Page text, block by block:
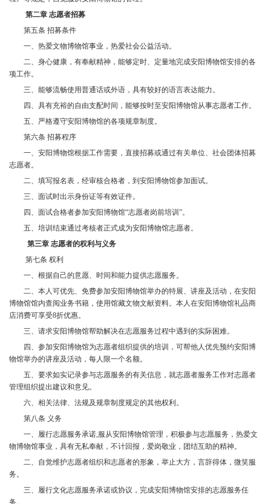
第二章 志愿者招募
第五条 招募条件
一、热爱文物博物馆事业，热爱社会公益活动。
二、身心健康，有奉献精神，能够定时、定量地完成安阳博物馆安排的各
项工作。
三、能够流畅使用普通话或外语，具有较好的语言表达能力。
四、具有充裕的自由支配时间，能够按时至安阳博物馆从事志愿者工作。
五、严格遵守安阳博物馆的各项规章制度。
第六条 招募程序
一、安阳博物馆根据工作需要，直接招募或通过有关单位、社会团体招募
志愿者。
二、填写报名表，经审核合格者，到安阳博物馆参加面试。
三、面试时出示身份证等有效证件。
四、面试合格者参加安阳博物馆“志愿者岗前培训”。
五、培训结束通过考核者正式成为安阳博物馆志愿者。
第三章 志愿者的权利与义务
第七条 权利
一、根据自己的意愿、时间和能力提供志愿服务。
二、本人可优先、免费参加安阳博物馆举办的特展、讲座及活动，在安阳
博物馆馆内查阅业务书籍，使用馆藏文物文献资料。本人在安阳博物馆礼品商
店消费可享受8折优惠。
三、请求安阳博物馆帮助解决在志愿服务过程中遇到的实际困难。
四、参加安阳博物馆为志愿者组织提供的培训，可帮他人优先预约安阳博
物馆举办的讲座及活动，每人限一个名额。
五、要求如实记录参与志愿服务的有关信息，就志愿者服务工作对志愿者
管理组织提出建议和意见。
六、相关法律、法规及规章制度规定的其他权利。
第八条 义务
一、履行志愿服务承诺,服从安阳博物馆管理，积极参与志愿服务，热爱文
物博物馆事业，具有无私奉献，不计回报，爱岗敬业，团结互助的精神。
二、自觉维护志愿者组织和志愿者的形象，举止大方，言辞得体，微笑服
务。
三、履行文化志愿服务承诺或协议，完成安阳博物馆安排的志愿服务任
务。